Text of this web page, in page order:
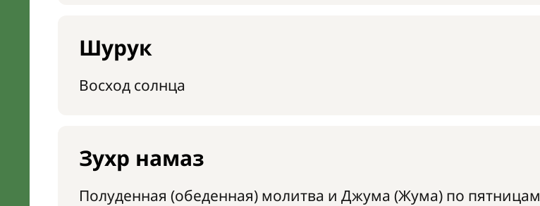
Шурук
Восход солнца
Зухр намаз
Полуденная (обеденная) молитва и Джума (Жума) по пятницам